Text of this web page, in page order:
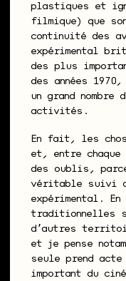
plastiques et
filmique) que
continuité des
expérimental
des plus
des années
un grand
activités.
En fait, les
et, entre
des oublis,
véritable suivi
expérimental.
traditionnelles
dʼautres
et je pense
seule prend
important du